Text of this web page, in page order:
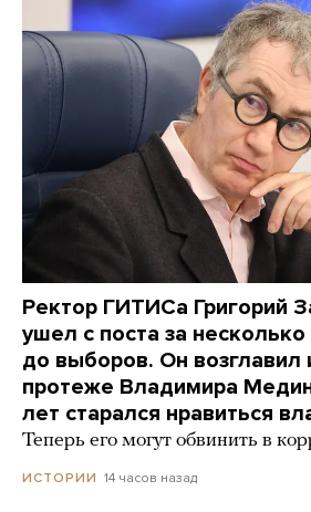
Ректор ГИТИСа Григорий
ушел с поста за
до выборов. Он возглавил
протеже Владимира
лет старался нравиться
Теперь его могут обвинить в
ИСТОРИИ 14 часов назад